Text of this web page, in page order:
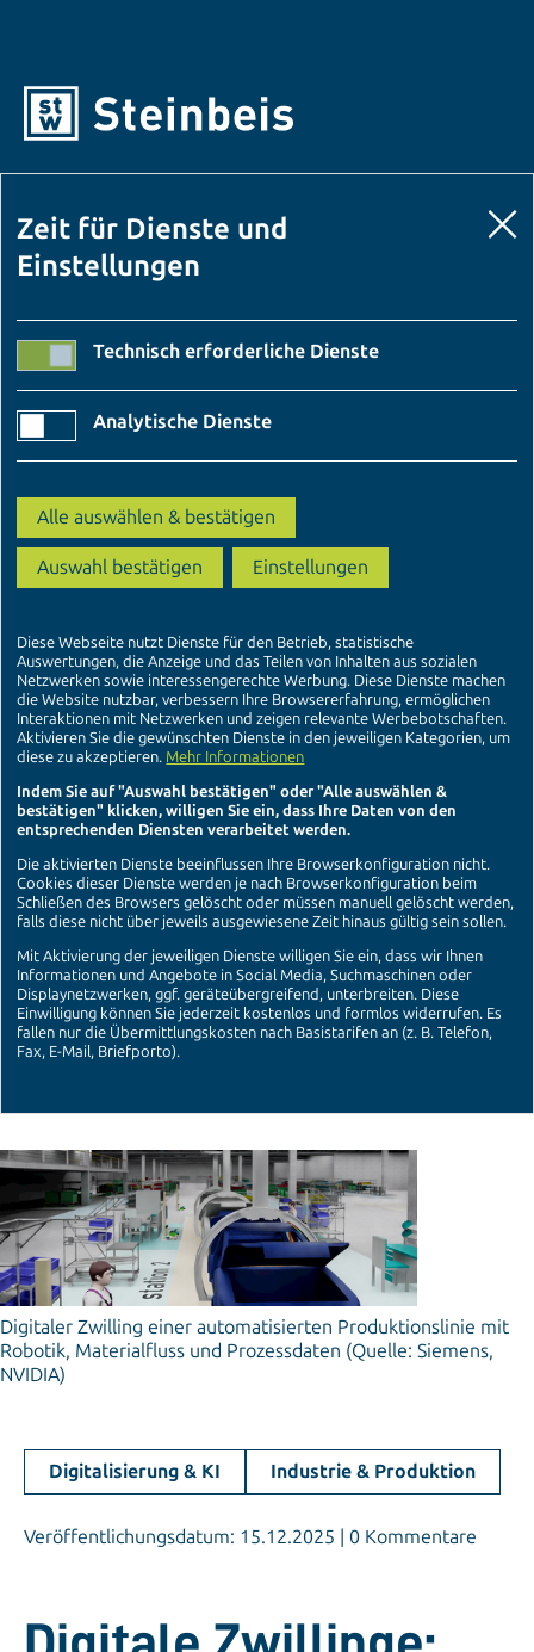
Digitaler Zwilling einer automatisierten Produktionslinie mit
Robotik, Materialfluss und Prozessdaten (Quelle: Siemens,
NVIDIA)
Digitalisierung & KI Industrie & Produktion
Veröffentlichungsdatum: 15.12.2025 | 0 Kommentare